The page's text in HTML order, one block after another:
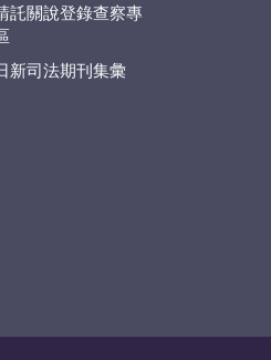
託關說登錄查察專
新司法期刊集彙